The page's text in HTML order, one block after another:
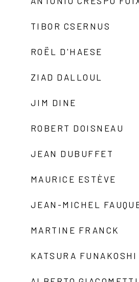
TIBOR CSERNUS
ROËL D'HAESE
ZIAD DALLOUL
JIM DINE
ROBERT DOISNEAU
JEAN DUBUFFET
MAURICE ESTÈVE
JEAN-MICHEL
MARTINE FRANCK
KATSURA FUNAKOSHI